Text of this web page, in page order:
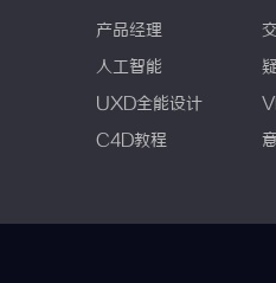
产品经理
人工智能
UXD全能设计
C4D教程